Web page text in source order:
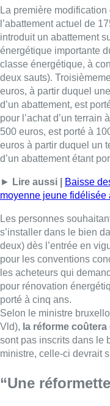
La première
l’abattement actuel de
introduit un abattement
énergétique importante
classe énergétique, à
deux sauts).
euros, à partir duquel
d’un abattement, est
pour l’achat d’un terrain
500 euros, est porté à
euros à partir duquel un
d’un abattement étant
► Lire aussi |
Baisse
moyenne jeune fidélisée
Les personnes
s’installer dans le bien
deux) dès l’entrée en
pour les conventions
les acheteurs qui
pour rénovation
porté à cinq ans.
Selon le ministre
Vld), la réforme
sont pas inscrits dans le
ministre, celle-ci devrait
“Une